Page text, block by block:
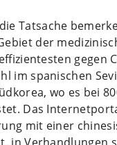
Tatsache
der
gegen
im spanischen
wo es bei
Das
mit einer